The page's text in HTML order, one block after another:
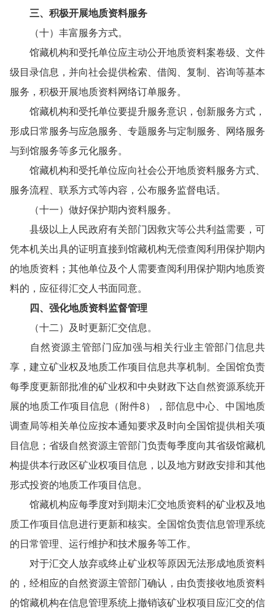
三、积极开展地质资料服务
（十）丰富服务方式。
馆藏机构和受托单位应主动公开地质资料案卷级、文件
级目录信息，并向社会提供检索、借阅、复制、咨询等基本
服务，积极开展地质资料网络订单服务。
馆藏机构和受托单位要提升服务意识，创新服务方式，
形成日常服务与应急服务、专题服务与定制服务、网络服务
与到馆服务等多元化服务。
馆藏机构和受托单位应向社会公开地质资料服务方式、
服务流程、联系方式等内容，公布服务监督电话。
（十一）做好保护期内资料服务。
县级以上人民政府有关部门因救灾等公共利益需要，可
凭本机关出具的证明直接到馆藏机构无偿查阅利用保护期内
的地质资料；其他单位及个人需要查阅利用保护期内地质资
料的，应征得汇交人书面同意。
四、强化地质资料监督管理
（十二）及时更新汇交信息。
自然资源主管部门应加强与相关行业主管部门信息共
享，建立矿业权及地质工作项目信息共享机制。全国馆负责
每季度更新部批准的矿业权和中央财政下达自然资源系统开
展的地质工作项目信息（附件8），部信息中心、中国地质
调查局等相关单位应按本通知要求及时向全国馆提供相关项
目信息；省级自然资源主管部门负责每季度向其省级馆藏机
构提供本行政区矿业权项目信息，以及地方财政安排和其他
形式投资的地质工作项目信息。
馆藏机构应每季度对到期未汇交地质资料的矿业权及地
质工作项目信息进行更新和核实。全国馆负责信息管理系统
的日常管理、运行维护和技术服务等工作。
对于汇交人放弃或终止矿业权等原因无法形成地质资料
的，经相应的自然资源主管部门确认，由负责接收地质资料
的馆藏机构在信息管理系统上撤销该矿业权项目应汇交的信